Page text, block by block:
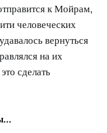
к Мойрам,
человеческих
вернуться
на их
сделать